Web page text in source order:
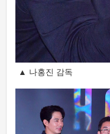
▲ 나홍진 감독